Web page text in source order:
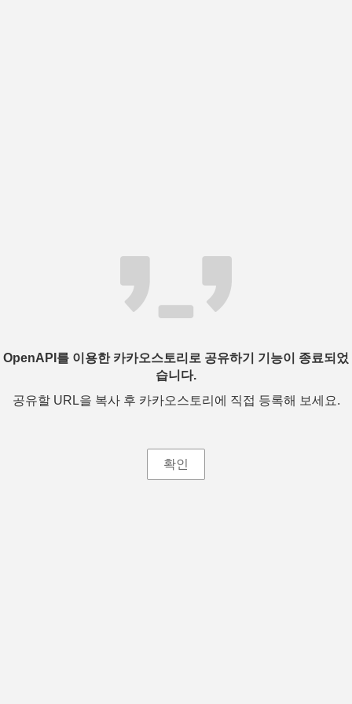
OpenAPI를 이용한 카카오스토리로 공유하기 기능이 종료되었
습니다.
공유할 URL을 복사 후 카카오스토리에 직접 등록해 보세요.
확인